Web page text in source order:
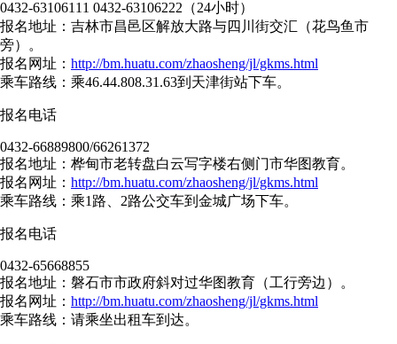
0432-63106111 0432-63106222（24小时）
报名地址：吉林市昌邑区解放大路与四川街交汇（花鸟鱼市
旁）。
报名网址： http://bm.huatu.com/zhaosheng/jl/gkms.html
乘车路线：乘46.44.808.31.63到天津街站下车。
报名电话
0432-66889800/66261372
报名地址：桦甸市老转盘白云写字楼右侧门市华图教育。
报名网址： http://bm.huatu.com/zhaosheng/jl/gkms.html
乘车路线：乘1路、2路公交车到金城广场下车。
报名电话
0432-65668855
报名地址：磐石市市政府斜对过华图教育（工行旁边）。
报名网址： http://bm.huatu.com/zhaosheng/jl/gkms.html
乘车路线：请乘坐出租车到达。